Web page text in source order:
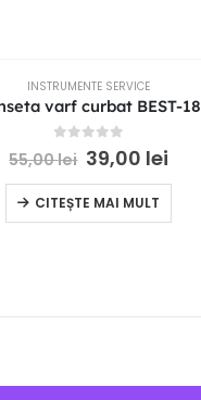
INSTRUMENTE SERVICE
varf curbat BEST-18
out of 5
55,00lei 39,00 lei
CITEȘTE MAI MULT